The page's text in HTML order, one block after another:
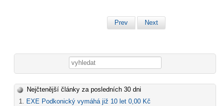
Prev Next
Vyhledávání
Nejčtenější články za posledních 30 dni
EXE Podkonický vymáhá již 10 let 0,00 Kč